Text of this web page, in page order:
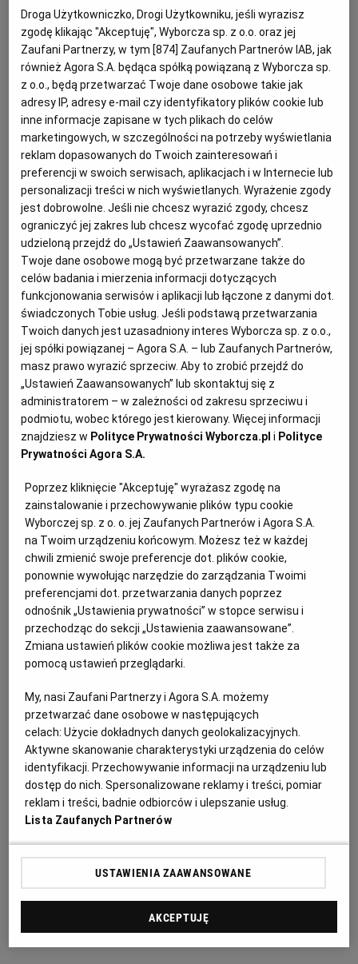
Zakład Ubezpieczeń Społecznych ogłosił
konkurs dla płatników składek na
projekty dotyczące utrzymania zdolności
do pracy przez cały okres aktywności
zawodowej, które będą realizowane w 2027
roku. Maksymalna kwota dofinansowania
to nawet 350 tys. zł.
W puli jest łącznie 150 mln zł. Płatnicy składek
mogą uzyskać dofinansowanie do projektów, które:
poprawią bezpieczeństwo pracy,
zmniejszą zagrożenie wypadkami przy pracy lub
chorobami zawodowymi,
zredukują niekorzystne oddziaływanie
szkodliwych czynników w pracy.
Wnioski o dofinansowanie można już
składać
Wnioski można składać do 24 marca. Projekt musi
obejmować działania inwestycyjne, które dotyczą
poprawy warunków pracy. Może też zawierać
działania doradcze po realizacji inwestycji (np.
opracowanie oceny ryzyka), ale nie można ubiegać
się o środki wyłącznie na działania doradcze.
Droga Użytkowniczko, Drogi Użytkowniku, jeśli wyrazisz
zgodę klikając "Akceptuję", Wyborcza sp. z o.o. oraz jej
Zaufani Partnerzy, w tym [874] Zaufanych Partnerów IAB, jak
również Agora S.A. będąca spółką powiązaną z Wyborcza sp.
z o.o., będą przetwarzać Twoje dane osobowe takie jak
adresy IP, adresy e-mail czy identyfikatory plików cookie lub
inne informacje zapisane w tych plikach do celów
marketingowych, w szczególności na potrzeby wyświetlania
reklam dopasowanych do Twoich zainteresowań i
preferencji w swoich serwisach, aplikacjach i w Internecie lub
personalizacji treści w nich wyświetlanych. Wyrażenie zgody
jest dobrowolne. Jeśli nie chcesz wyrazić zgody, chcesz
ograniczyć jej zakres lub chcesz wycofać zgodę uprzednio
udzieloną przejdź do „Ustawień Zaawansowanych”.
Twoje dane osobowe mogą być przetwarzane także do
celów badania i mierzenia informacji dotyczących
funkcjonowania serwisów i aplikacji lub łączone z danymi dot.
świadczonych Tobie usług. Jeśli podstawą przetwarzania
Twoich danych jest uzasadniony interes Wyborcza sp. z o.o.,
jej spółki powiązanej – Agora S.A. – lub Zaufanych Partnerów,
masz prawo wyrazić sprzeciw. Aby to zrobić przejdź do
„Ustawień Zaawansowanych” lub skontaktuj się z
administratorem – w zależności od zakresu sprzeciwu i
podmiotu, wobec którego jest kierowany. Więcej informacji
znajdziesz w Polityce Prywatności Wyborcza.pl i Polityce
Prywatności Agora S.A.
Poprzez kliknięcie "Akceptuję" wyrażasz zgodę na
zainstalowanie i przechowywanie plików typu cookie
Wyborczej sp. z o. o. jej Zaufanych Partnerów i Agora S.A.
na Twoim urządzeniu końcowym. Możesz też w każdej
chwili zmienić swoje preferencje dot. plików cookie,
ponownie wywołując narzędzie do zarządzania Twoimi
preferencjami dot. przetwarzania danych poprzez
odnośnik „Ustawienia prywatności” w stopce serwisu i
przechodząc do sekcji „Ustawienia zaawansowane”.
Zmiana ustawień plików cookie możliwa jest także za
pomocą ustawień przeglądarki.
My, nasi Zaufani Partnerzy i Agora S.A. możemy
przetwarzać dane osobowe w następujących
celach:Użycie dokładnych danych geolokalizacyjnych.
Aktywne skanowanie charakterystyki urządzenia do celów
identyfikacji. Przechowywanie informacji na urządzeniu lub
dostęp do nich. Spersonalizowane reklamy i treści, pomiar
reklam i treści, badnie odbiorców i ulepszanie usług.
Lista Zaufanych Partnerów
USTAWIENIA ZAAWANSOWANE
AKCEPTUJĘ